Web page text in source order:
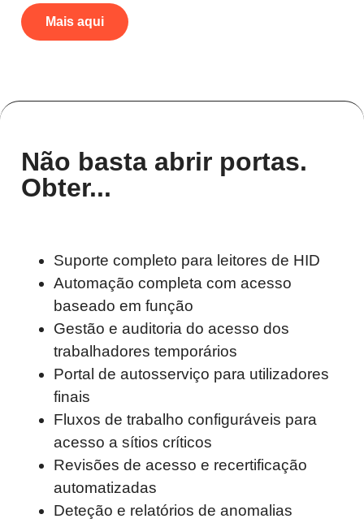
Mais aqui
Não basta abrir portas.
Obter...
Suporte completo para leitores de HID
Automação completa com acesso
baseado em função
Gestão e auditoria do acesso dos
trabalhadores temporários
Portal de autosserviço para utilizadores
finais
Fluxos de trabalho configuráveis para
acesso a sítios críticos
Revisões de acesso e recertificação
automatizadas
Deteção e relatórios de anomalias